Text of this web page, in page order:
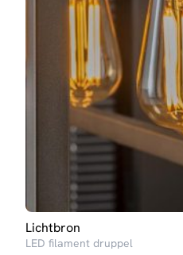
Lichtbron
LED filament druppel